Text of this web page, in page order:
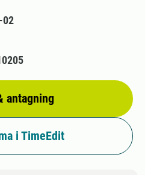
02
antagning
i TimeEdit